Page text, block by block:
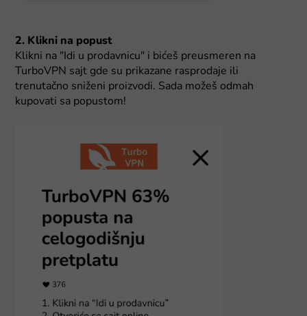
2. Klikni na popust
Klikni na "Idi u prodavnicu" i bićeš preusmeren na
TurboVPN sajt gde su prikazane rasprodaje ili
trenutačno sniženi proizvodi. Sada možeš odmah
kupovati sa popustom!